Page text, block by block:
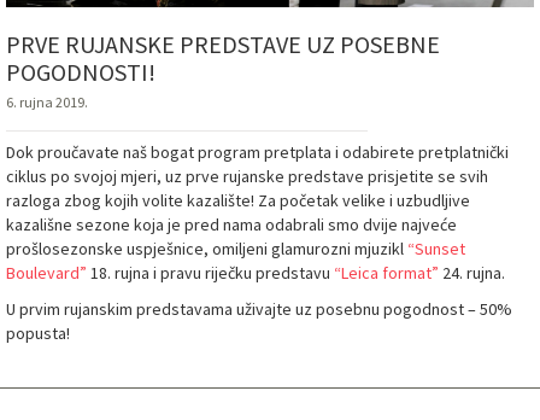
PRVE RUJANSKE PREDSTAVE UZ POSEBNE
POGODNOSTI!
6. rujna 2019.
Dok proučavate naš bogat program pretplata i odabirete pretplatnički
ciklus po svojoj mjeri, uz prve rujanske predstave prisjetite se svih
razloga zbog kojih volite kazalište! Za početak velike i uzbudljive
kazališne sezone koja je pred nama odabrali smo dvije najveće
prošlosezonske uspješnice, omiljeni glamurozni mjuzikl “Sunset
Boulevard” 18. rujna i pravu riječku predstavu “Leica format” 24. rujna.
U prvim rujanskim predstavama uživajte uz posebnu pogodnost – 50%
popusta!